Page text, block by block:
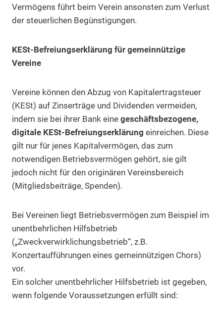
Vermögens führt beim Verein ansonsten zum Verlust
der steuerlichen Begünstigungen.
KESt-Befreiungserklärung für gemeinnützige
Vereine
Vereine können den Abzug von Kapitalertragsteuer
(KESt) auf Zinserträge und Dividenden vermeiden,
indem sie bei ihrer Bank eine geschäftsbezogene,
digitale KESt-Befreiungserklärung einreichen. Diese
gilt nur für jenes Kapitalvermögen, das zum
notwendigen Betriebsvermögen gehört, sie gilt
jedoch nicht für den originären Vereinsbereich
(Mitgliedsbeiträge, Spenden).
Bei Vereinen liegt Betriebsvermögen zum Beispiel im
unentbehrlichen Hilfsbetrieb
(„Zweckverwirklichungsbetrieb“, z.B.
Konzertaufführungen eines gemeinnützigen Chors)
vor.
Ein solcher unentbehrlicher Hilfsbetrieb ist gegeben,
wenn folgende Voraussetzungen erfüllt sind: